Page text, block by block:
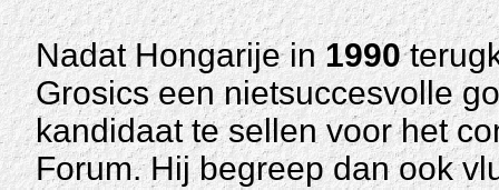
Nadat Hongarije in1990
Grosics een nietsuccesvolle
kandidaat te sellen voor het
Forum. Hij begreep dan ook